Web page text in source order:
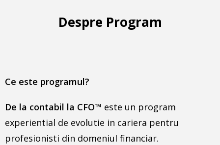
Despre Program
Ce este programul?
De la contabil la CFO™ este un program
experiential de evolutie in cariera pentru
profesionisti din domeniul financiar.